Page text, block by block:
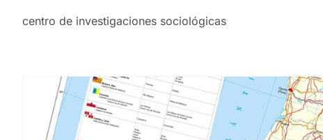
centro de investigaciones sociológicas